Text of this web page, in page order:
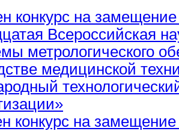
конкурс на
Всероссийская
метрологического
медицинской
конкурс на